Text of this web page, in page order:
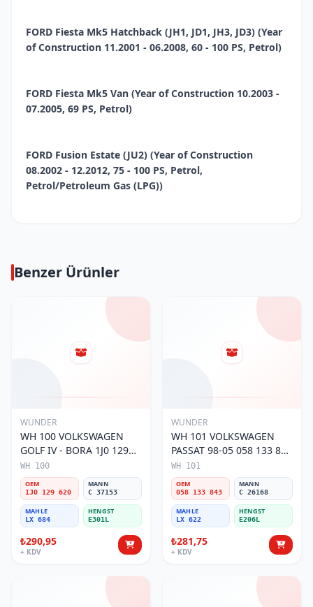
FORD Fiesta Mk5 Hatchback (JH1, JD1, JH3, JD3) (Year
of Construction 11.2001 - 06.2008, 60 - 100 PS, Petrol)
FORD Fiesta Mk5 Van (Year of Construction 10.2003 -
07.2005, 69 PS, Petrol)
FORD Fusion Estate (JU2) (Year of Construction
08.2002 - 12.2012, 75 - 100 PS, Petrol,
Petrol/Petroleum Gas (LPG))
Benzer Ürünler
WUNDER
WH 100 VOLKSWAGEN
GOLF IV - BORA 1J0 129
620 Hava Filtresi
WH 100
OEM
1J0 129 620
MANN
C 37153
MAHLE
LX 684
HENGST
E301L
₺290,95
+ KDV
WUNDER
WH 101 VOLKSWAGEN
PASSAT 98-05 058 133 843
Hava Filtresi
WH 101
OEM
058 133 843
MANN
C 26168
MAHLE
LX 622
HENGST
E206L
₺281,75
+ KDV